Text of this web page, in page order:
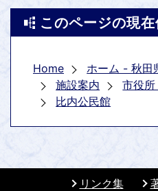
このページの現
Home ホーム - 秋田
施設案内
市役
比内公民館
リンク集